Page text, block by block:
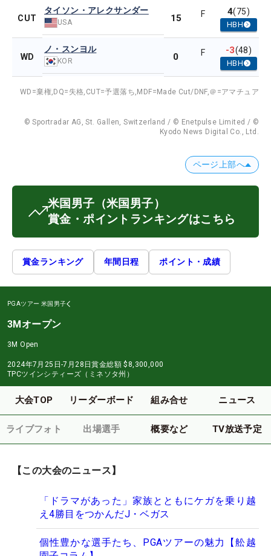
CUT
タイソン・アレクサンダー
USA 15 F 4(75)
HBH
WD
ノ・スンヨル
KOR 0 F -3(48)
HBH
WD=棄権, DQ=失格, CUT=予選落ち, MDF=Made Cut/DNF,＠=アマチュア
© Sportradar AG, St. Gallen, Switzerland / © Enetpulse Limited / ©
Kyodo News Digital Co., Ltd.
ページ上部へ
米国男子 （米国男子）
賞金・ポイントランキングはこちら
賞金ランキング 年間日程 ポイント・成績
PGAツアー 米国男子
3Mオープン
3M Open
2024年7月25日-7月28日賞金総額 $8,300,000
TPCツインシティーズ（ミネソタ州）
大会TOP リーダーボード 組み合せ ニュース
ライブフォト 出場選手 概要など TV放送予定
【この大会のニュース】
「ドラマがあった」家族とともにケガを乗り越
え4勝目をつかんだJ・ベガス
個性豊かな選手たち、PGAツアーの魅力【舩越